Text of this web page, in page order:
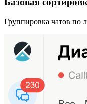
Группировка чатов по